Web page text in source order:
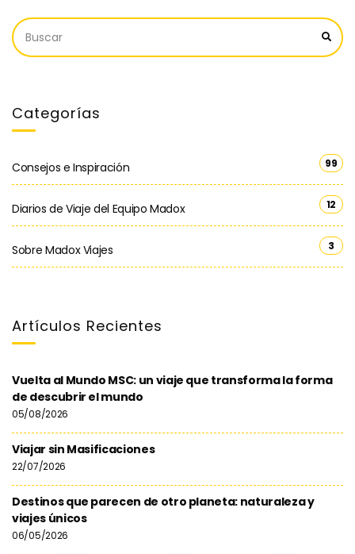
Categorías
Consejos e Inspiración 99
Diarios de Viaje del Equipo Madox 12
Sobre Madox Viajes 3
Artículos Recientes
Vuelta al Mundo MSC: un viaje que transforma la forma
de descubrir el mundo
05/08/2026
Viajar sin Masificaciones
22/07/2026
Destinos que parecen de otro planeta: naturaleza y
viajes únicos
06/05/2026